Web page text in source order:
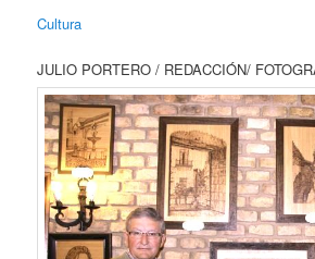
Cultura
JULIO PORTERO / REDACCIÓN/